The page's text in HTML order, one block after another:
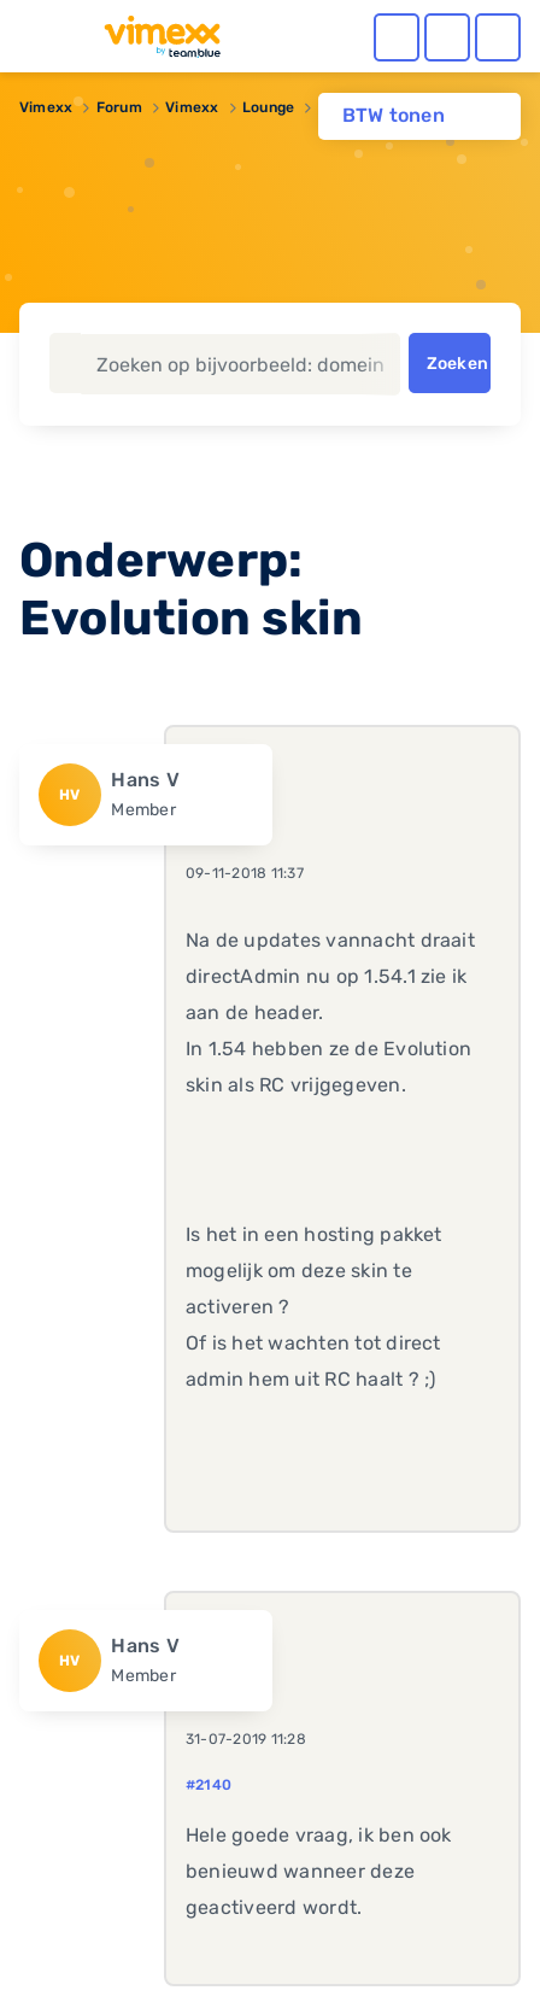
BTW tonen
Vimexx Forum Vimexx Lounge Evolution skin
Zoeken
Onderwerp:
Evolution skin
HV
Hans V
Member
09-11-2018 11:37
Na de updates vannacht draait
directAdmin nu op 1.54.1 zie ik
aan de header.
In 1.54 hebben ze de Evolution
skin als RC vrijgegeven.
Is het in een hosting pakket
mogelijk om deze skin te
activeren ?
Of is het wachten tot direct
admin hem uit RC haalt ? ;)
HV
Hans V
Member
31-07-2019 11:28
#2140
Hele goede vraag, ik ben ook
benieuwd wanneer deze
geactiveerd wordt.